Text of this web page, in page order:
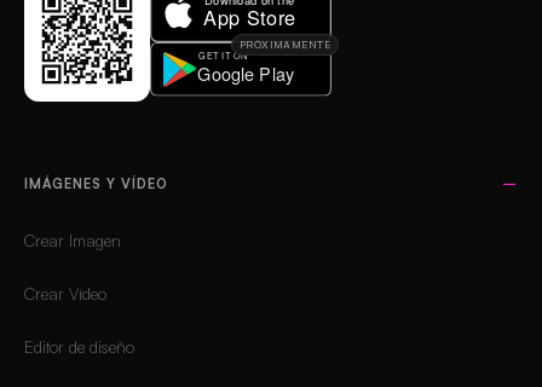
PRÓXIMAMENTE
IMÁGENES Y VÍDEO
Crear Imagen
Crear Vídeo
Editor de diseño